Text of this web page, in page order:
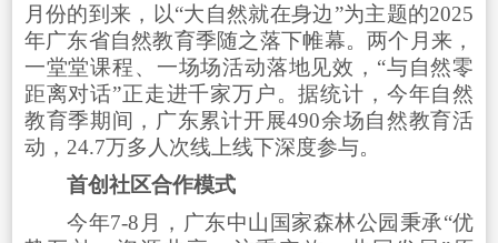
月份的到来，以“大自然就在身边”为主题的2025
年广东省自然教育季随之落下帷幕。两个月来，
一堂堂课程、一场场活动落地见效，“与自然零
距离对话”正走进千家万户。据统计，今年自然
教育季期间，广东累计开展490余场自然教育活
动，24.7万多人次线上线下深度参与。
首创社区合作模式
今年7-8月，广东中山国家森林公园秉承“优